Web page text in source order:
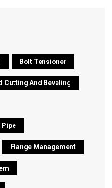
Bolt Tensioner
Cutting And Beveling
Pipe
Flange Management